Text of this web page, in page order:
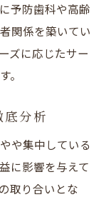
予防歯科や高齢
関係を築いてい
ズに応じたサー
。
底分析
や集中している
に影響を与えて
取り合いとな